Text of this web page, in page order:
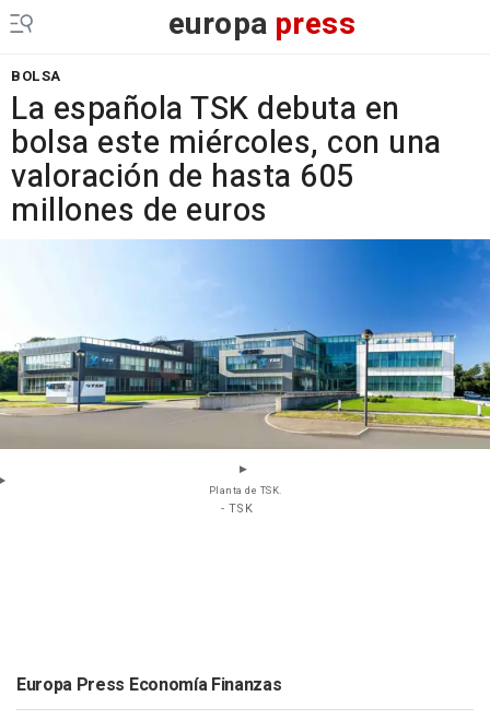
europa press
BOLSA
La española TSK debuta en
bolsa este miércoles, con una
valoración de hasta 605
millones de euros
Planta de TSK.
- TSK
Europa Press Economía Finanzas